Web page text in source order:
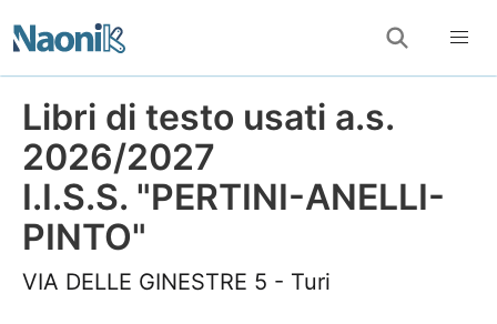
Libri di testo usati a.s.
2026/2027
I.I.S.S. "PERTINI-ANELLI-
PINTO"
VIA DELLE GINESTRE 5 - Turi